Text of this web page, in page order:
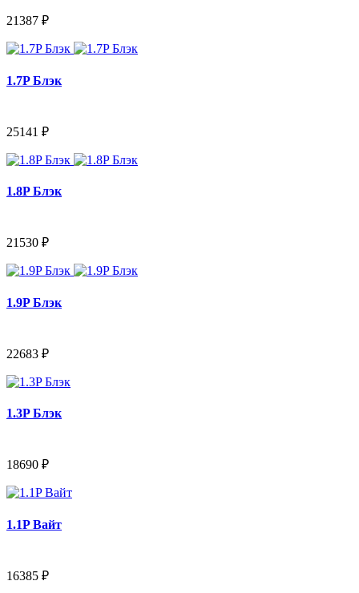
21387 ₽
1.7P Блэк
25141 ₽
1.8P Блэк
21530 ₽
1.9P Блэк
22683 ₽
1.3P Блэк
18690 ₽
1.1P Вайт
16385 ₽